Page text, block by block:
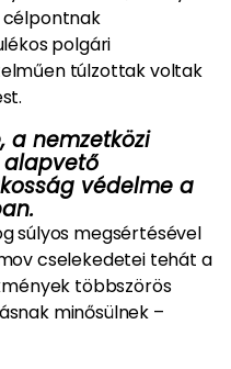
polgári
túlzottak voltak
a nemzetközi
védelme a
súlyos megsértésével
cselekedetei tehát a
többszörös
minősülnek –